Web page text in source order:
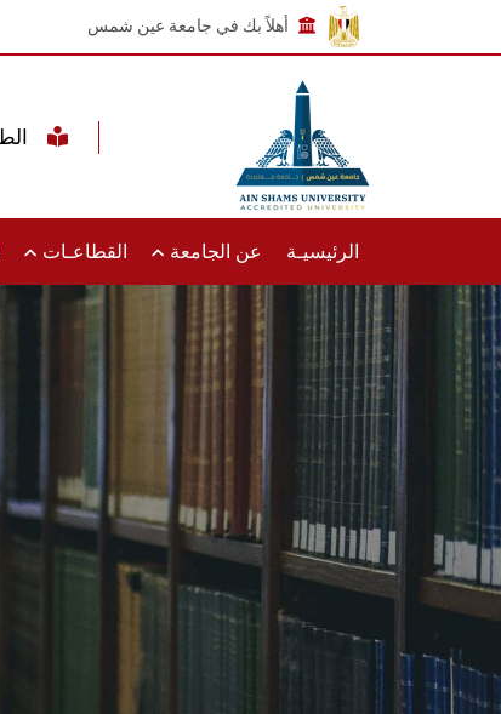
أهلاً بك في جامعة عين شمس
الرئيسيـة عن الجامعة القطاعـات